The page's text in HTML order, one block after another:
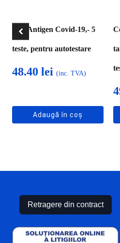
Test Antigen Covid-19,- 5
teste, pentru autotestare
48.40 lei (inc. TVA)
Adaugă în coș
Retragere din contract